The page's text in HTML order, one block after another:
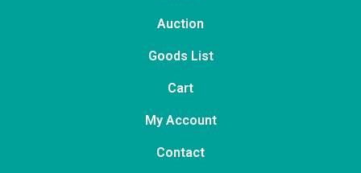
Auction
Goods List
Cart
My Account
Contact